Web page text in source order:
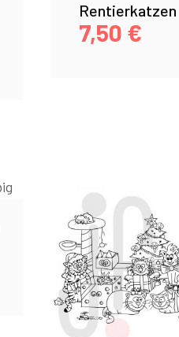
Rentierkatzen
7,50 €